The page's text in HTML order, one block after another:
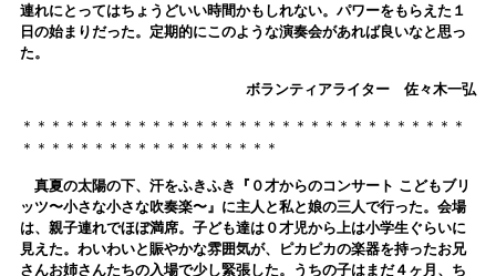
連れにとってはちょうどいい時間かもしれない。パワーをもらえた１
日の始まりだった。定期的にこのような演奏会があれば良いなと思っ
た。
ボランティアライター 佐々木一弘
＊＊＊＊＊＊＊＊＊＊＊＊＊＊＊＊＊＊＊＊＊＊＊＊＊＊＊＊＊＊＊
＊＊＊＊＊＊＊＊＊＊＊＊＊＊＊＊＊＊
真夏の太陽の下、汗をふきふき『０才からのコンサート こどもブリ
ッツ〜小さな小さな吹奏楽〜』に主人と私と娘の三人で行った。会場
は、親子連れでほぼ満席。 子ども達は０才児から上は小学生ぐらいに
見えた。わいわいと賑やかな雰囲気が、ピカピカの楽器を持ったお兄
さんお姉さんたちの入場で少し緊張した。
うちの子はまだ４ヶ月、ち